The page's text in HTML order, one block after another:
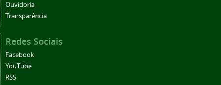
Ouvidoria
Transparência
Redes Sociais
Facebook
YouTube
RSS